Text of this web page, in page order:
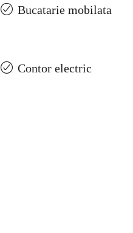
Bucatarie mobilata
Contor electric